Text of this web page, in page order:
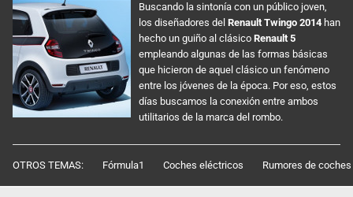
Buscando la sintonía con un público joven,
los diseñadores del Renault Twingo 2014 han
hecho un guiño al clásico Renault 5
empleando algunas de las formas básicas
que hicieron de aquel clásico un fenómeno
entre los jóvenes de la época. Por eso, estos
días buscamos la conexión entre ambos
utilitarios de la marca del rombo.
OTROS TEMAS: Fórmula1 Coches eléctricos Rumores de coches